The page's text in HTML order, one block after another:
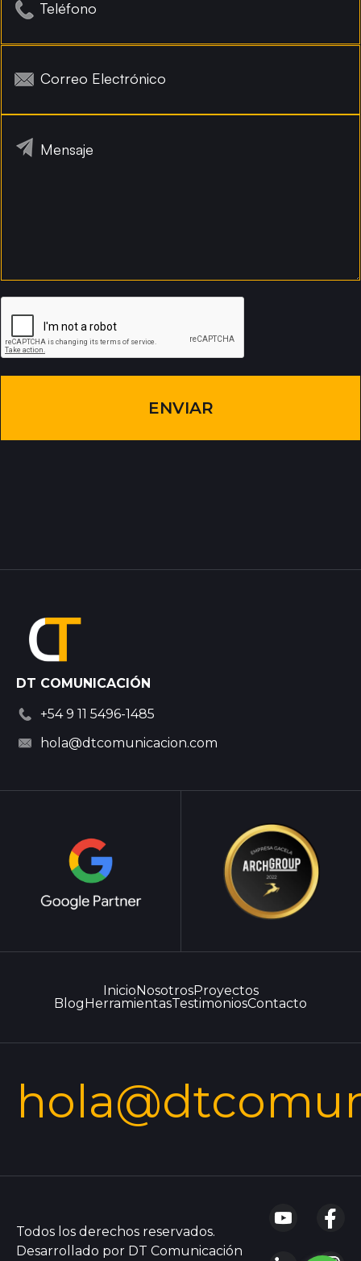
DT COMUNICACIÓN
+54 9 11 5496-1485
hola@dtcomunicacion.com
Inicio NosotrosProyectos
Blog HerramientasTestimoniosContacto
Todos los derechos reservados.
Desarrollado por DT Comunicación